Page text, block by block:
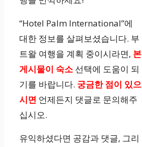
“Hotel Palm International”에
대한 정보를 살펴보셨습니다. 부
트왈 여행을 계획 중이시라면, 본
게시물이 숙소 선택에 도움이 되
기를 바랍니다. 궁금한 점이 있으
시면 언제든지 댓글로 문의해주
십시오.
유익하셨다면 공감과 댓글, 그리